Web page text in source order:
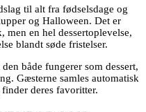
til alt fra fødselsdage og
og Halloween. Det er
en hel dessertoplevelse,
blandt søde fristelser.
både fungerer som dessert,
Gæsterne samles automatisk
deres favoritter.